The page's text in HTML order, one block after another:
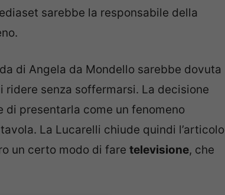
sarebbe la responsabile della
di Angela da Mondello sarebbe dovuta
ridere senza soffermarsi. La decisione
di presentarla come un fenomeno
La Lucarelli chiude quindi l’articolo
un certo modo di fare televisione, che